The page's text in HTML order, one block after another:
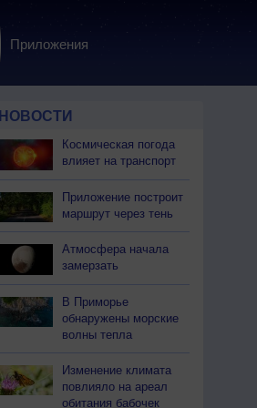
Приложения
НОВОСТИ
Космическая погода
влияет на транспорт
Приложение построит
маршрут через тень
Атмосфера начала
замерзать
В Приморье
обнаружены морские
волны тепла
Изменение климата
повлияло на ареал
обитания бабочек